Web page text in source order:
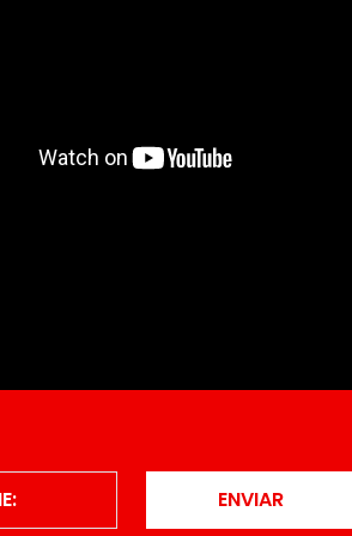
ENVIAR